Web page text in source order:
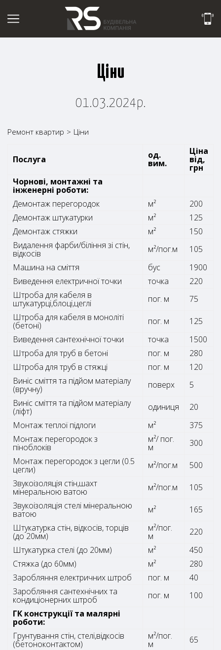
Ціни
01.03.2024р.
Ремонт квартир > Ціни
Послуга од.
вим.
Ціна
від,
грн
Чорнові, монтажні та
інженерні роботи:
Демонтаж перегородок
м²
200
Демонтаж штукатурки
м²
125
Демонтаж стяжки
м²
150
Видалення фарби/біління зі стін,
відкосів м²/пог.м
105
Машина на сміття
бус
1900
Виведення електричної точки
точка
220
Штроба для кабеля в
штукатурці,блоці,цеглі пог. м
75
Штроба для кабеля в моноліті
(бетоні) пог. м
125
Виведення сантехнічної точки
точка
1500
Штроба для труб в бетоні
пог. м
280
Штроба для труб в стяжці
пог. м
120
Виніс сміття та підйом матеріалу
(вручну) поверх
5
Виніс сміття та підйом матеріалу
(ліфт) одиниця
20
Монтаж теплої підлоги
м²
375
Монтаж перегородок з
піноблоків
м²/ пог.
м
300
Монтаж перегородок з цегли (0.5
цегли) м²/пог.м
500
Звукоізоляція стін,шахт
мінеральною ватою м²/пог.м
105
Звукоізоляція стелі мінеральною
ватою м²
165
Штукатурка стін, відкосів, торців
(до 20мм)
м²/пог.
м
220
Штукатурка стелі (до 20мм)
м²
450
Стяжка (до 60мм)
м²
280
Заробляння електричних штроб
пог. м
40
Заробляння сантехнічних та
кондиціонерних штроб пог. м
100
ГК конструкції та малярні
роботи:
Грунтування стін, стелі,відкосів
(бетоноконтактом)
м²/пог.
м
65